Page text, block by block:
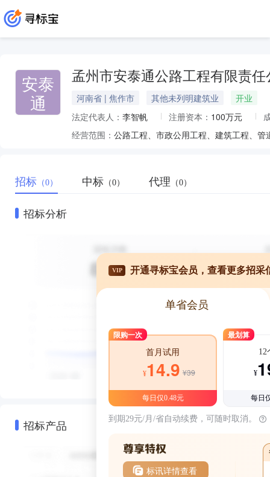
安泰
通
孟州市安泰通公路工程有限责任
河南省 | 焦作市 其他未列明建筑业
开业
法定代表人： 李智帆 注册资本： 100万元
经营范围：
招标 （0） 中标 （0） 代理 （0）
招标分析
招标产品
VIP 开通寻标宝会员，查看更多招采
单省会员
限购一次
首月试用
¥14.9 ¥39
每日仅0.48元
最划算
12
¥
每日
到期29元/月/省自动续费，可随时取消。
标讯详情查看